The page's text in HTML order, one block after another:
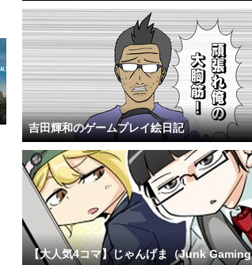
吉田輝和のゲームプレイ絵日記
【大人気4コマ】じゃんげま（Junk Gaming